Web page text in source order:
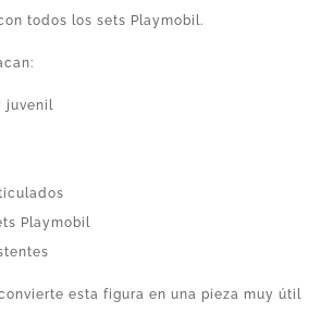
todos los sets Playmobil.
juvenil
Playmobil
esta figura en una pieza muy útil